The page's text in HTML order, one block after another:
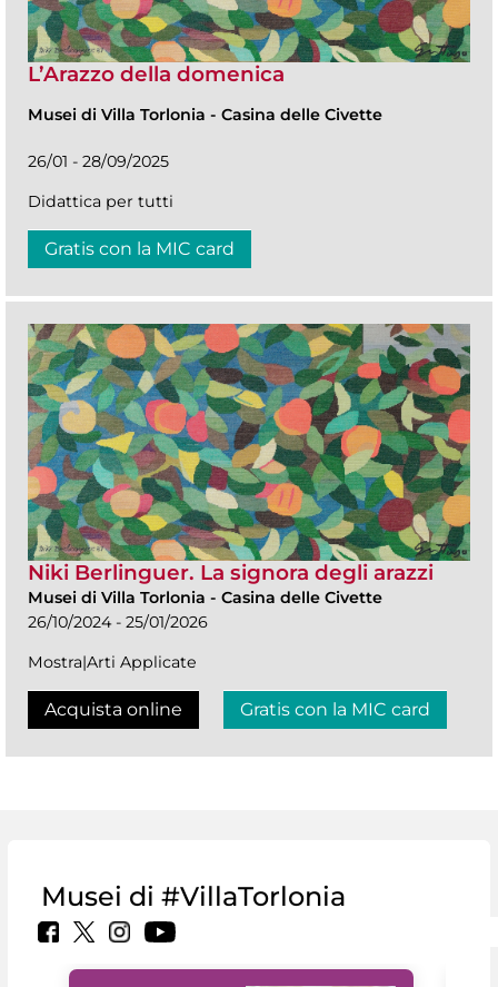
L’Arazzo della domenica
Musei di Villa Torlonia - Casina delle Civette
26/01 - 28/09/2025
Didattica per tutti
Gratis con la MIC card
Niki Berlinguer. La signora degli arazzi
Musei di Villa Torlonia - Casina delle Civette
26/10/2024 - 25/01/2026
Mostra|Arti Applicate
Acquista online Gratis con la MIC card
Musei di #VillaTorlonia